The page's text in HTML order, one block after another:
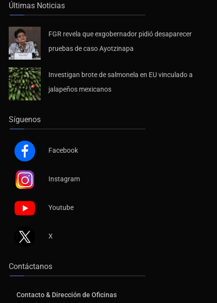
Últimas Noticias
FGR revela que exgobernador pidió desaparecer
pruebas de caso Ayotzinapa
Investigan brote de salmonela en EU vinculado a
jalapeños mexicanos
Síguenos
Facebook
Instagram
Youtube
X
Contáctanos
Contacto & Dirección de Oficinas